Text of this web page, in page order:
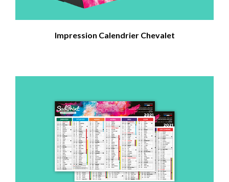
Impression Calendrier Chevalet